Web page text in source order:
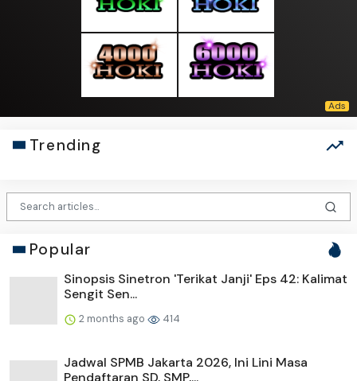
Trending
Popular
Sinopsis Sinetron 'Terikat Janji' Eps 42: Kalimat
Sengit Sen...
2 months ago 414
Jadwal SPMB Jakarta 2026, Ini Lini Masa
Pendaftaran SD, SMP,...